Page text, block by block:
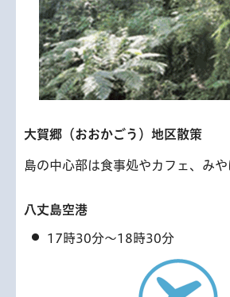
大賀郷（おおかごう）地区散策
島の中心部は食事処やカフェ、みや
八丈島空港
17時30分～18時30分